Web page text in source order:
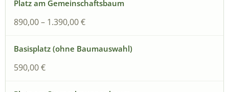
890,00 – 1.390,00 €
590,00 €